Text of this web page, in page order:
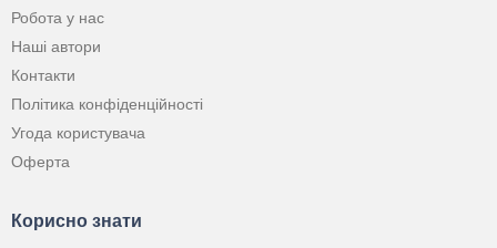
Робота у нас
Наші автори
Контакти
Політика конфіденційності
Угода користувача
Оферта
Корисно знати